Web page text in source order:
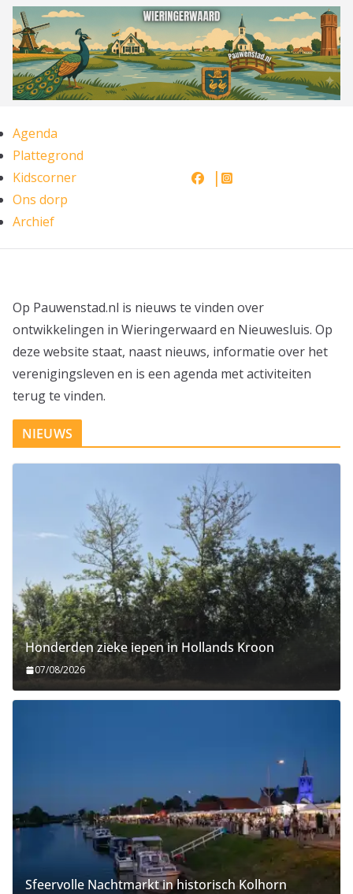
Ga
naar
de
inhoud
Agenda
Plattegrond
Kidscorner
Ons dorp
Archief
Op Pauwenstad.nl is nieuws te vinden over
ontwikkelingen in Wieringerwaard en Nieuwesluis. Op
deze website staat, naast nieuws, informatie over het
verenigingsleven en is een agenda met activiteiten
terug te vinden.
NIEUWS
Honderden zieke iepen in Hollands Kroon
07/08/2026
Sfeervolle Nachtmarkt in historisch Kolhorn